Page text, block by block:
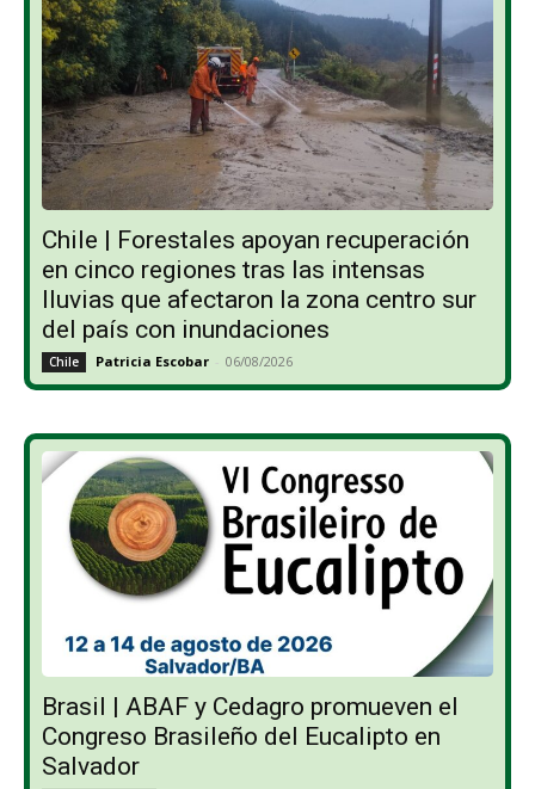
Chile | Forestales apoyan recuperación
en cinco regiones tras las intensas
lluvias que afectaron la zona centro sur
del país con inundaciones
Chile Patricia Escobar - 06/08/2026
Brasil | ABAF y Cedagro promueven el
Congreso Brasileño del Eucalipto en
Salvador